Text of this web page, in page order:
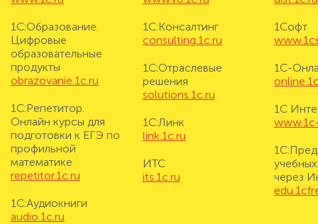
1С:Образование.
Цифровые
образовательные
продукты
obrazovanie.1c.ru
1С:Репетитор.
Онлайн курсы для
подготовки к ЕГЭ по
профильной
математике
repetitor.1c.ru
1С:Аудиокниги
audio.1c.ru
1С:Консалтинг
consulting.1c.ru
1С:Отраслевые
решения
solutions.1c.ru
1С:Линк
link.1c.ru
ИТС
its.1c.ru
1Софт
1С-
1С
через